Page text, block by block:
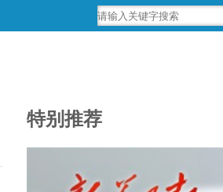
特别推荐